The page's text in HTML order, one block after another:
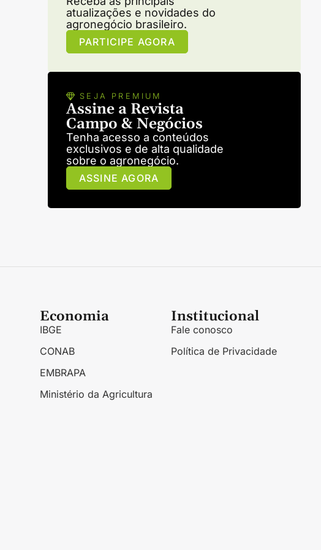
atualizações e novidades do
agronegócio brasileiro.
PARTICIPE AGORA
SEJA PREMIUM
Assine a Revista
Campo & Negócios
Tenha acesso a conteúdos
exclusivos e de alta qualidade
sobre o agronegócio.
ASSINE AGORA
Economia
IBGE
CONAB
EMBRAPA
Ministério da Agricultura
Institucional
Fale conosco
Política de Privacidade